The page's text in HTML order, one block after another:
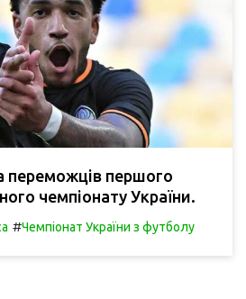
переможців першого
чемпіонату України.
#Чемпіонат України з футболу